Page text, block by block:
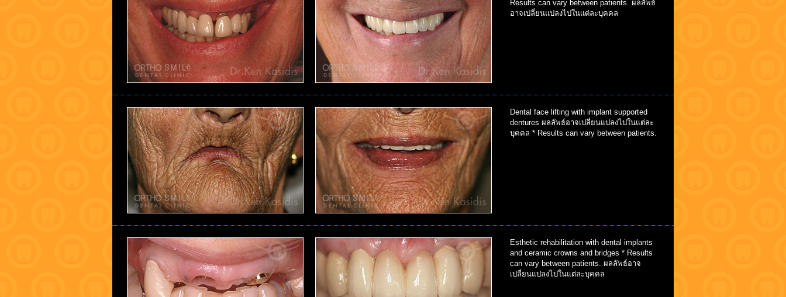
Results can vary between patients. ผลลัพธ์
อาจเปลี่ยนแปลงไปในแต่ละบุคคล
Dental face lifting with implant supported
dentures ผลลัพธ์อาจเปลี่ยนแปลงไปในแต่ละ
บุคคล * Results can vary between patients.
Esthetic rehabilitation with dental implants
and ceramic crowns and bridges * Results
can vary between patients. ผลลัพธ์อาจ
เปลี่ยนแปลงไปในแต่ละบุคคล